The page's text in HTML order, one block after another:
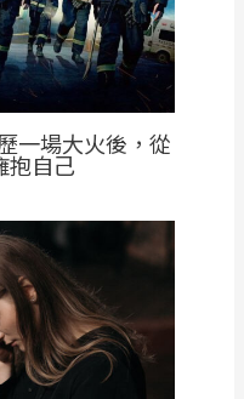
一場大火後，從
抱自己